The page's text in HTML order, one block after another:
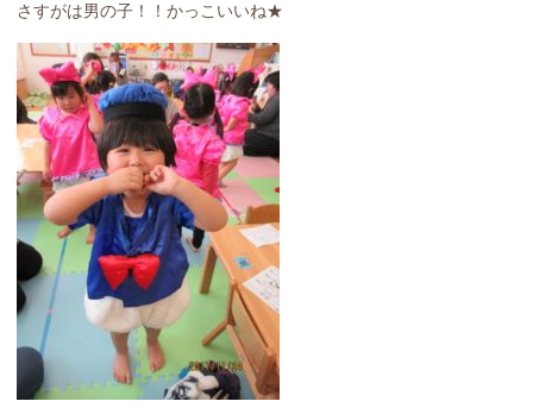
さすがは男の子！！かっこいいね★